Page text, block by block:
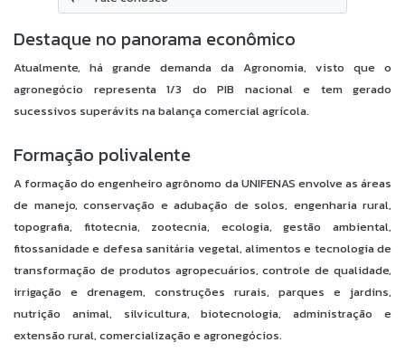
Destaque no panorama econômico
Atualmente, há grande demanda da Agronomia, visto que o
agronegócio representa 1/3 do PIB nacional e tem gerado
sucessivos superávits na balança comercial agrícola.
Formação polivalente
A formação do engenheiro agrônomo da UNIFENAS envolve as áreas
de manejo, conservação e adubação de solos, engenharia rural,
topografia, fitotecnia, zootecnia, ecologia, gestão ambiental,
fitossanidade e defesa sanitária vegetal, alimentos e tecnologia de
transformação de produtos agropecuários, controle de qualidade,
irrigação e drenagem, construções rurais, parques e jardins,
nutrição animal, silvicultura, biotecnologia, administração e
extensão rural, comercialização e agronegócios.